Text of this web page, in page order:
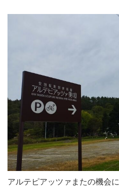
アルテピアッツァまたの機会に